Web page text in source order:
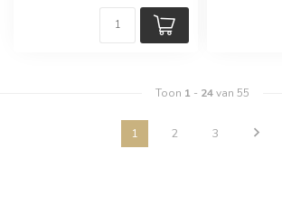
Toon 1 - 24van 55
1 2 3